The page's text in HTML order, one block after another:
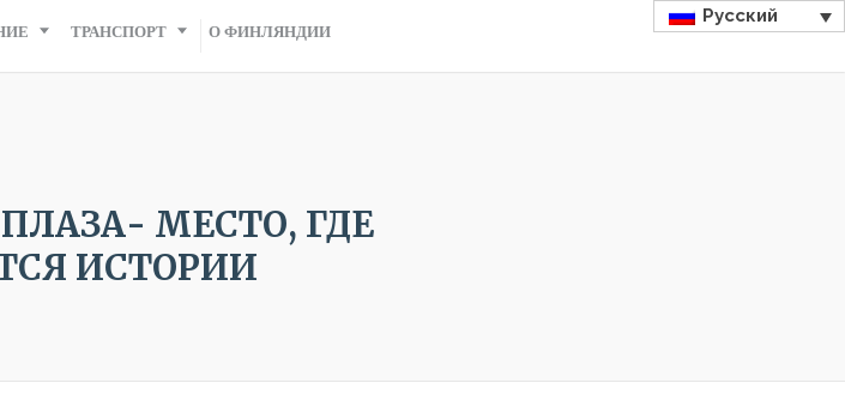
ТРАНСПОРТ О ФИНЛЯНДИИ
Русский
МЕСТО, ГДЕ
ИСТОРИИ